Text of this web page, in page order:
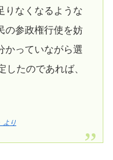
りなくなるような
の参政権行使を妨
かっていながら選
たのであれば、
より